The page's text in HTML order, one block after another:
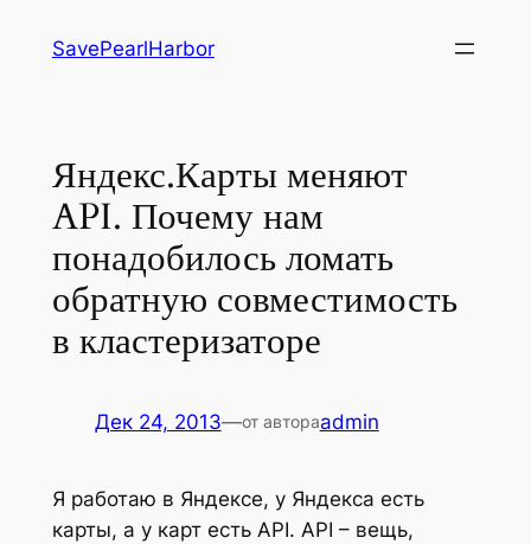
SavePearlHarbor
Яндекс.Карты меняют
API. Почему нам
понадобилось ломать
обратную совместимость
в кластеризаторе
Дек 24, 2013—от автораadmin
Я работаю в Яндексе, у Яндекса есть
карты, а у карт есть API. API – вещь,